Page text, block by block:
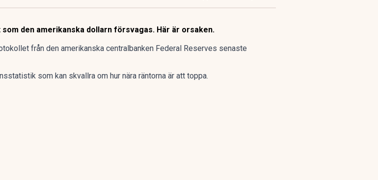
den amerikanska dollarn försvagas. Här är orsaken.
från den amerikanska centralbanken Federal Reserves senaste
som kan skvallra om hur nära räntorna är att toppa.